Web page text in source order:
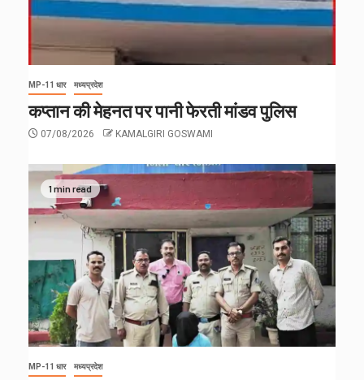
MP-11 धार मध्यप्रदेश
कप्तान की मेहनत पर पानी फेरती मांडव पुलिस
07/08/2026 KAMALGIRI GOSWAMI
1 min read
MP-11 धार मध्यप्रदेश